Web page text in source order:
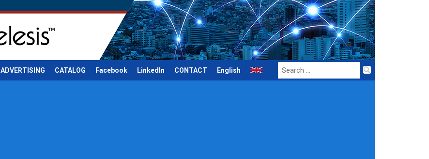
ADVERTISING CATALOG Facebook LinkedIn CONTACT English
Search
for: